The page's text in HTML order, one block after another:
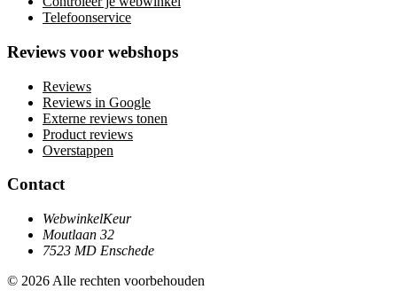
Telefoonservice
Reviews voor webshops
Reviews
Reviews in Google
Externe reviews tonen
Product reviews
Overstappen
Contact
WebwinkelKeur
Moutlaan 32
7523 MD Enschede
© 2026 Alle rechten voorbehouden